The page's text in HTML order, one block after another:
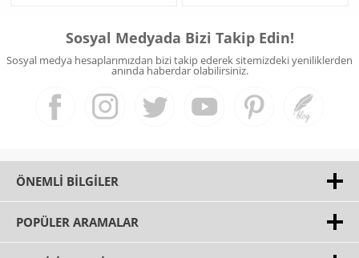
Sosyal Medyada Bizi Takip Edin!
Sosyal medya hesaplarımızdan bizi takip ederek sitemizdeki yeniliklerden
anında haberdar olabilirsiniz.
ÖNEMLI BILGILER
POPÜLER ARAMALAR